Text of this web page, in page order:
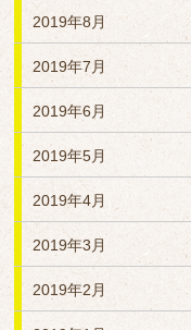
2019年8月
2019年7月
2019年6月
2019年5月
2019年4月
2019年3月
2019年2月